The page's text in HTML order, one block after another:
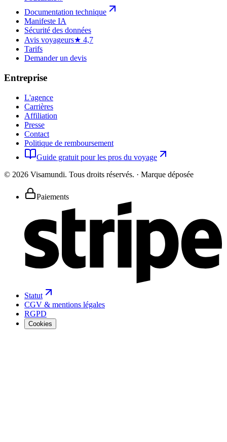
Documentation technique
Manifeste IA
Sécurité des données
Avis voyageurs★ 4,7
Tarifs
Demander un devis
Entreprise
L'agence
Carrières
Affiliation
Presse
Contact
Politique de remboursement
Guide gratuit pour les pros du voyage
© 2026 Visamundi. Tous droits réservés. · Marque déposée
Paiements
Statut
CGV & mentions légales
RGPD
Cookies